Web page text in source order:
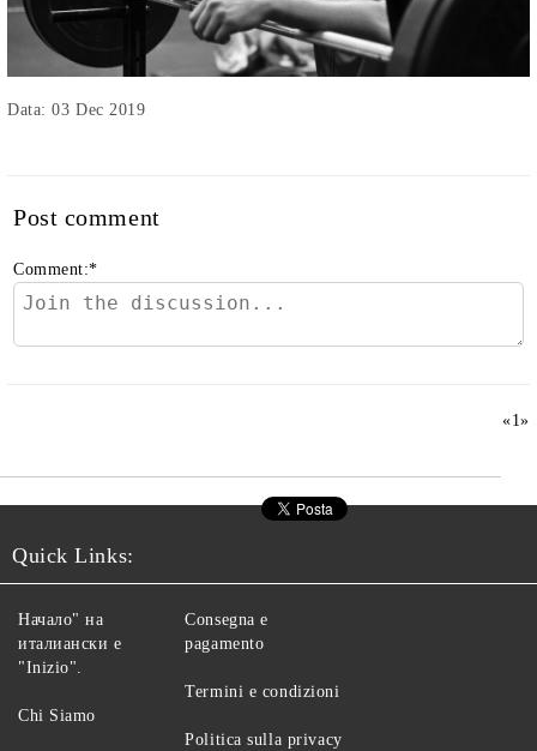
Data: 03 Dec 2019
Post comment
Comment:*
«1»
Quick Links:
Начало" на
италиански е
"Inizio".
Chi Siamo
Consegna e
pagamento
Termini e condizioni
Politica sulla privacy